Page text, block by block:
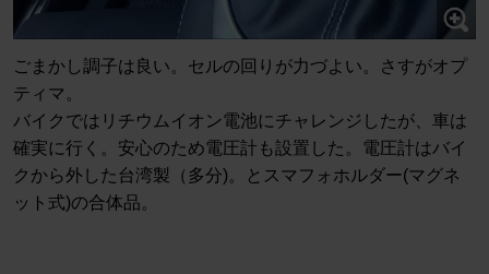
ごまかし調子は良い。セルの回りが力づよい。さすがオプ
ティマ。
バイクではリチウムイオン電池にチャレンジしたが、車は
確実に行く。安心のため電圧計も設置した。電圧計はバイ
クから外した台湾製（多分)。とスマフォホルダー(マグネ
ット式)の合体品。